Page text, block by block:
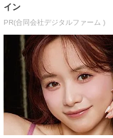
イン
PR(合同会社デジタルファーム )